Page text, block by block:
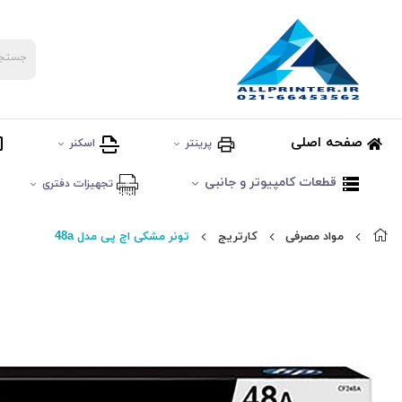
صفحه اصلی پرینتر اسکنر
قطعات کامپیوتر و جانبی تجهیزات دفتری
مواد مصرفی کارتریج تونر مشکی اچ پی مدل 48a